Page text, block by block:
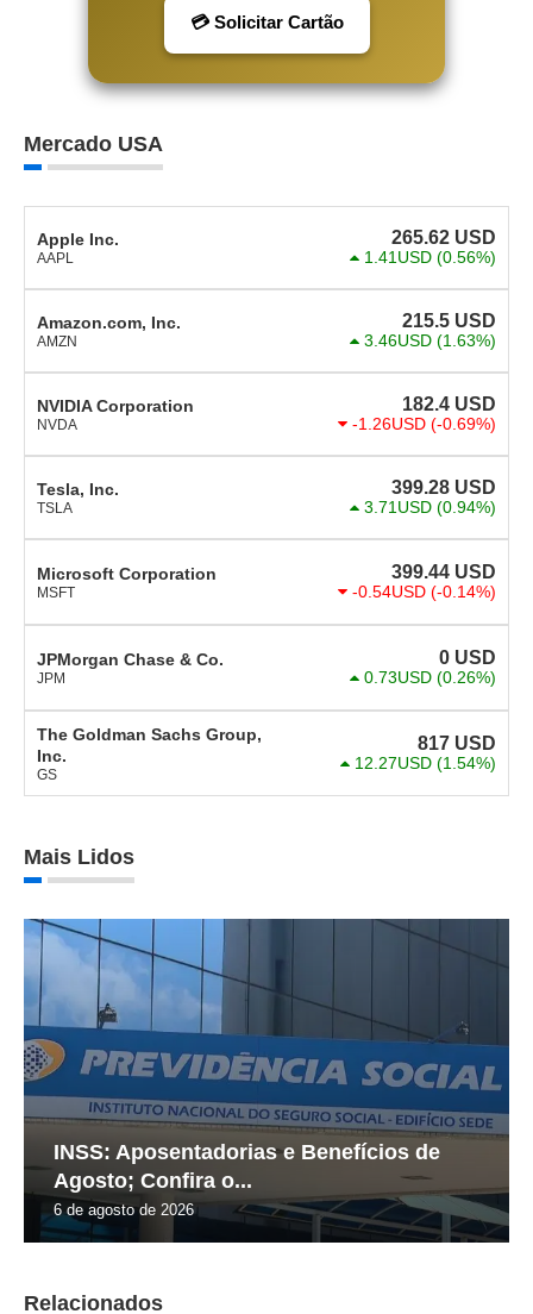
💳 Solicitar Cartão
Mercado USA
Apple Inc.
AAPL
265.62 USD
1.41USD (0.56%)
Amazon.com, Inc.
AMZN
215.5 USD
3.46USD (1.63%)
NVIDIA Corporation
NVDA
182.4 USD
-1.26USD (-0.69%)
Tesla, Inc.
TSLA
399.28 USD
3.71USD (0.94%)
Microsoft Corporation
MSFT
399.44 USD
-0.54USD (-0.14%)
JPMorgan Chase & Co.
JPM
0 USD
0.73USD (0.26%)
The Goldman Sachs Group,
Inc.
GS
817 USD
12.27USD (1.54%)
Mais Lidos
INSS: Aposentadorias e Benefícios de
Agosto; Confira o...
6 de agosto de 2026
Relacionados